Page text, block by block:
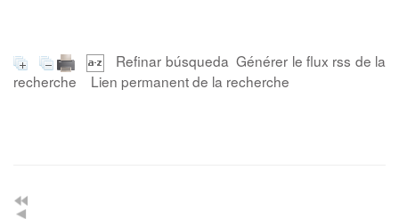
Refinar búsqueda Générer le flux rss de la
recherche
Lien permanent de la recherche